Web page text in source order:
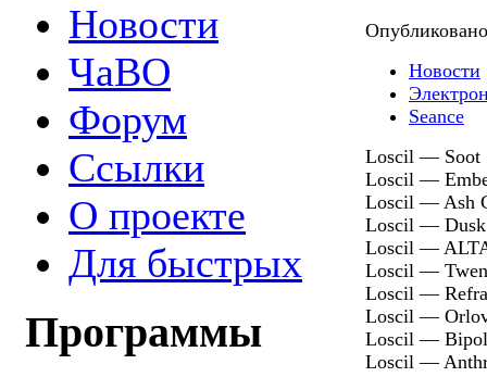
Новости
ЧаВО
Форум
Ссылки
О проекте
Для быстрых
Программы
Новости
Seance
Loscil — Soot
Loscil —
Loscil — Ash
Loscil — Dusk
Loscil —
Loscil —
Loscil —
Loscil —
Loscil —
Loscil —